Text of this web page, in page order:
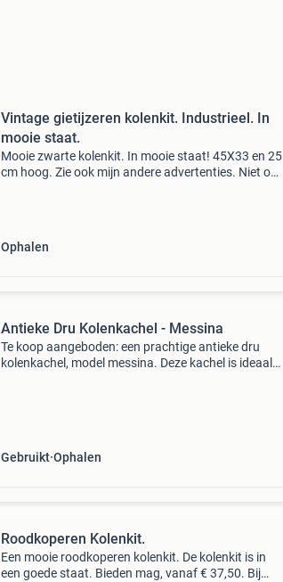
Vintage gietijzeren kolenkit. Industrieel. In
mooie staat.
Mooie zwarte kolenkit. In mooie staat! 45X33 en 25
cm hoog. Zie ook mijn andere advertenties. Niet op
Ophalen
Antieke Dru Kolenkachel - Messina
Te koop aangeboden: een prachtige antieke dru
kolenkachel, model messina. Deze kachel is ideaal
Gebruikt Ophalen
Roodkoperen Kolenkit.
Een mooie roodkoperen kolenkit. De kolenkit is in
een goede staat. Bieden mag, vanaf € 37,50. Bij